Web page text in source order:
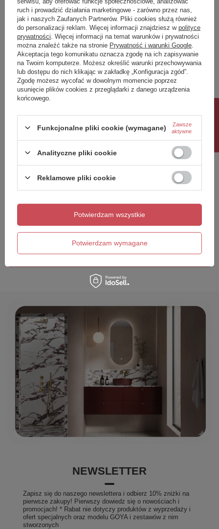
Napisz swoją opinię
Twoja ocena:
5/5
Treść twojej opinii
Dodaj własne zdjęcie produktu:
Wyślij opinię
NEWSLETTER
Zapisz się do naszego newslettera i odbierz 10% zniżki na
pierwsze zakupy! Pierwszy dowiedz się o nowościach i
promocjach! * Rabat nie dotyczy produktów z wyprzedaży i
ofert specjalnych oraz modelu GOYA i zestawów z nim
stworzonych
ruch i prowadzić działania marketingowe - zarówno przez nas,
jak i naszych Zaufanych Partnerów. Pliki cookies służą również
do personalizacji reklam. Więcej informacji znajdziesz w polityce
prywatności . Więcej informacji na temat warunków i prywatności
można znaleźć także na stronie Prywatność i warunki Google
Akceptacja tego komunikatu oznacza zgodę na ich zapisywanie
na Twoim komputerze. Możesz określić warunki przechowywania
lub dostępu do nich klikając w zakładkę „Konfiguracja zgód”.
Zgodę możesz wycofać w dowolnym momencie poprzez
usunięcie plików cookies z przeglądarki z danego urządzenia
końcowego.
Funkcjonalne pliki cookie (wymagane) Zawsze
aktywne
Analityczne pliki cookie
Reklamowe pliki cookie
Potwierdzam wymagane
Potwierdzam wszystkie